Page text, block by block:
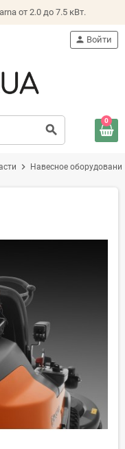
от 2.0 до 7.5 кВт.
search
person Войти
0
chevron_right Навесное